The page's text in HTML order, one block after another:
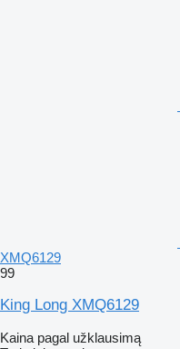
XMQ6129
99
King Long XMQ6129
Kaina pagal užklausimą